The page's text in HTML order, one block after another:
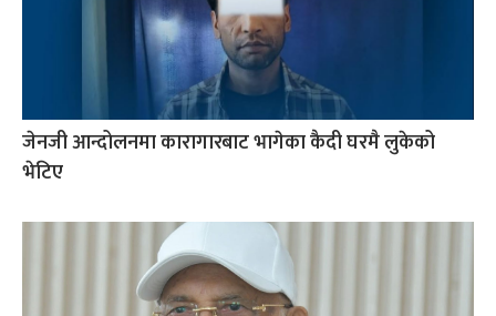
जेनजी आन्दोलनमा कारागारबाट भागेका कैदी घरमै लुकेको
भेटिए